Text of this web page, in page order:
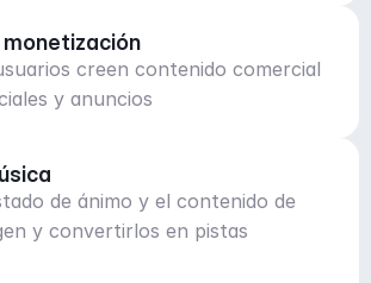
creen contenido comercial
y anuncios
de ánimo y el contenido de
y convertirlos en pistas